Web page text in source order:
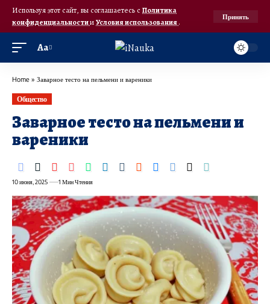
Используя этот сайт, вы соглашаетесь с Политика
конфиденциальностииУсловия использования.
Принять
Аа
Home » Заварное тесто на пельмени и вареники
Общество
Заварное тесто на пельмени и
вареники
10 июня, 2025 1 Мин Чтения